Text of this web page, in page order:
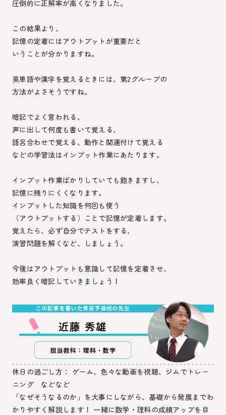
圧倒的に正解率が高くなりました。
この結果より、
記憶の定着にはアウトプットが重要だと
いうことが分かりますね。
英単語や漢字を覚えるときには、第2グループの
方法がよさそうですね。
暗記でよく言われる、
声に出して何度も書いて覚える、
語呂合わせで覚える、動作と関連付けて覚える
などの学習法はインプット作業にあたります。
インプット作業ばかりしていても飽きますし、
記憶に残りにくくなります。
インプットした知識を何回も使う
（アウトプットする）ことで記憶が定着します。
覚えたら、必ず自分でテストをする、
演習問題を解くなど、しましょう。
今後はアウトプットも意識して記憶を定着させ、
効率良く暗記していきましょう！
休日の過ごし方： ゲーム、色々な動画を視聴、ジムでトレー
ニング などなど
「なぜそうなるのか」を大事にしながら、基礎から発展までわ
かりやすく解説します！ 一緒に数学・理科の成績アップを目